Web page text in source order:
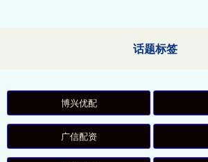
话题标签
博兴优配
广信配资